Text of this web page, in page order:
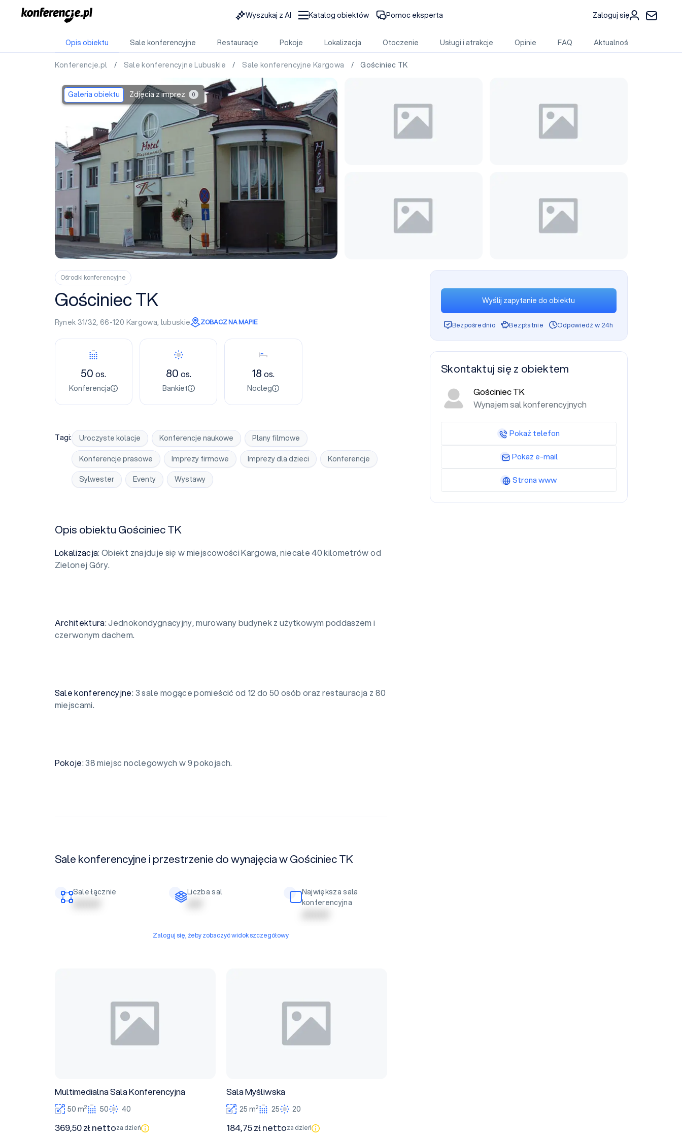
Wyszukaj z AI Katalog obiektów Pomoc eksperta Zaloguj się
Opis obiektu Sale konferencyjne Restauracje Pokoje Lokalizacja Otoczenie Usługi i atrakcje Opinie FAQ Aktualności
Konferencje.pl / Sale konferencyjne Lubuskie / Sale konferencyjne Kargowa / Gościniec TK
Galeria obiektu Zdjęcia z imprez 0
Ośrodki konferencyjne
Gościniec TK
Rynek 31/32, 66-120 Kargowa, lubuskie ZOBACZ NA MAPIE
Konferencja
50os.
Konferencja
Bankiet
80 os.
Bankiet
Nocleg
18os.
Nocleg
Tagi: Uroczyste kolacje Konferencje naukowe Plany filmowe
Konferencje prasowe Imprezy firmowe Imprezy dla dzieci Konferencje
Sylwester Eventy Wystawy
Opis obiektu Gościniec TK
Lokalizacja: Obiekt znajduje się w miejscowości Kargowa, niecałe 40 kilometrów od
Zielonej Góry.
Architektura: Jednokondygnacyjny, murowany budynek z użytkowym poddaszem i
czerwonym dachem.
Sale konferencyjne: 3 sale mogące pomieścić od 12 do 50 osób oraz restauracja z 80
miejscami.
Pokoje: 38 miejsc noclegowych w 9 pokojach.
Sale konferencyjne i przestrzenie do wynajęcia w Gościniec TK
Sale łącznie
| | | | | | | | |
Liczba sal
Największa sala
konferencyjna
Zaloguj się, żeby zobaczyć widok szczegółowy
Multimedialna Sala Konferencyjna
50 m2 50 40
369,50 zł nettoza dzień
Sala Myśliwska
25 m2 25 20
184,75 zł nettoza dzień
Wyślij zapytanie do obiektu
Bezpośrednio Bezpłatnie Odpowiedź w 24h
Skontaktuj się z obiektem
Gościniec TK
Wynajem sal konferencyjnych
Pokaż telefon
Pokaż e-mail
Strona www